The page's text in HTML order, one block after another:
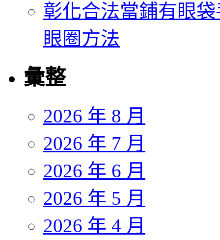
彰化合法當鋪有眼
眼圈方法
彙整
2026 年 8 月
2026 年 7 月
2026 年 6 月
2026 年 5 月
2026 年 4 月